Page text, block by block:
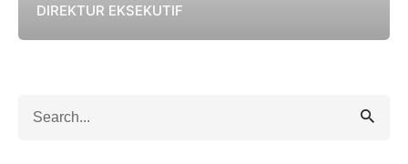
DIREKTUR EKSEKUTIF